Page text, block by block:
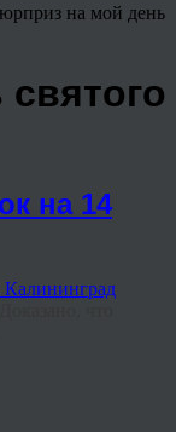
на мой день
на 14